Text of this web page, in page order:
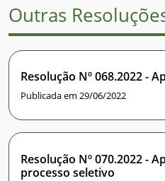
Outras
Resolução Nº 068.2022 -
Publicada em 29/06/2022
Resolução Nº 070.2022 -
processo seletivo